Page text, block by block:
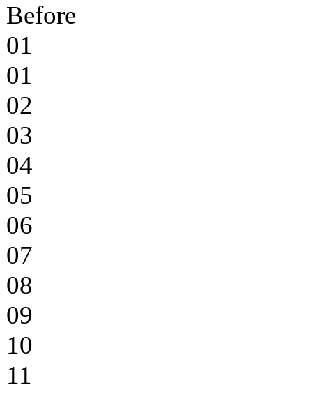
Before
01
01
02
03
04
05
06
07
08
09
10
11